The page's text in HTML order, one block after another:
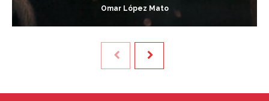
Omar López Mato